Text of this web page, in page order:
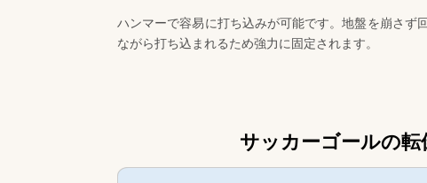
ハンマーで容易に打ち込みが可能です。地盤を崩さず
ながら打ち込まれるため強力に固定されます。
サッカーゴールの